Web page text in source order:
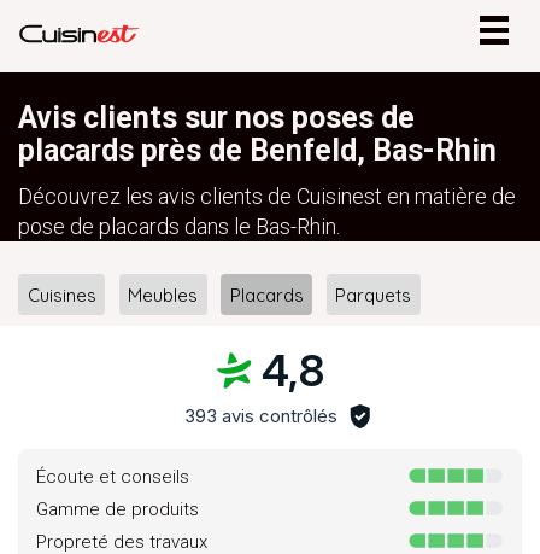
Avis clients sur nos poses de
placards près de Benfeld, Bas-Rhin
Découvrez les avis clients de Cuisinest en matière de
pose de placards dans le Bas-Rhin.
Cuisines Meubles Placards Parquets
4,8
393 avis contrôlés
Écoute et conseils
Gamme de produits
Propreté des travaux